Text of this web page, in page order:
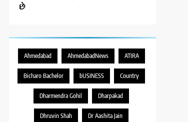
છે
Ahmedabad AhmedabadNews ATIRA
Bicharo Bachelor bUSINESS Country
Dharmendra Gohil Dharpakad
Dhruvin Shah Dr Aashita Jain